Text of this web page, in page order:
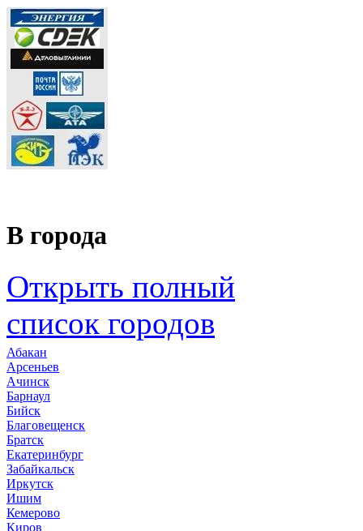
В города
Открыть полный
список городов
Абакан
Арсеньев
Ачинск
Барнаул
Бийск
Благовещенск
Братск
Екатеринбург
Забайкальск
Иркутск
Ишим
Кемерово
Киров